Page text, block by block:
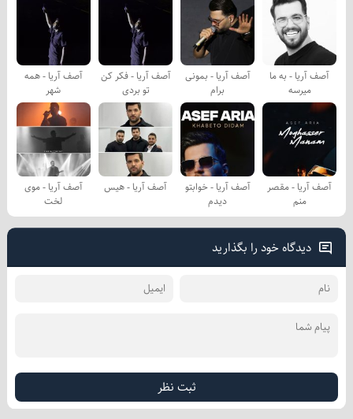
آصف آریا - به ما
میرسه
آصف آریا - بمونی
برام
آصف آریا - فکر کن
تو بردی
آصف آریا - همه
شهر
آصف آریا - مقصر
منم
آصف آریا - خوابتو
دیدم
آصف آریا - هیس
آصف آریا - موی
لخت
دیدگاه خود را بگذارید
ثبت نظر